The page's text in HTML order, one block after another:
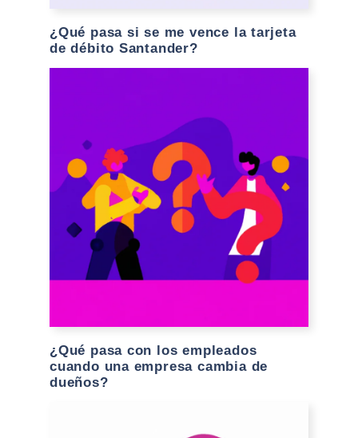
¿Qué pasa si se me vence la tarjeta
de débito Santander?
¿Qué pasa con los empleados
cuando una empresa cambia de
dueños?